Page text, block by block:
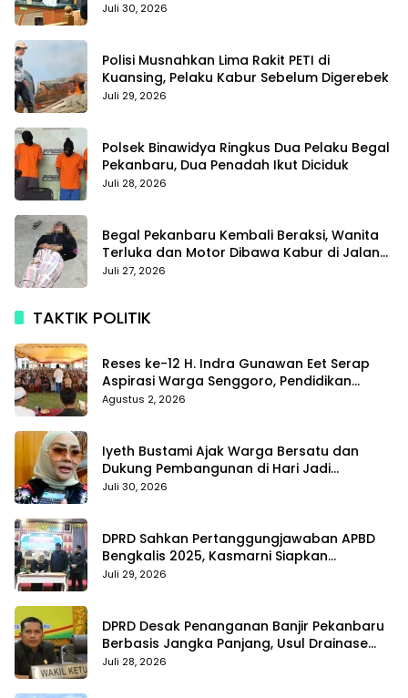
Juli 30, 2026
Polisi Musnahkan Lima Rakit PETI di
Kuansing, Pelaku Kabur Sebelum Digerebek
Juli 29, 2026
Polsek Binawidya Ringkus Dua Pelaku Begal
Pekanbaru, Dua Penadah Ikut Diciduk
Juli 28, 2026
Begal Pekanbaru Kembali Beraksi, Wanita
Terluka dan Motor Dibawa Kabur di Jalan
Teropong
Juli 27, 2026
TAKTIK POLITIK
Reses ke-12 H. Indra Gunawan Eet Serap
Aspirasi Warga Senggoro, Pendidikan
hingga BPJS Jadi Sorotan
Agustus 2, 2026
Iyeth Bustami Ajak Warga Bersatu dan
Dukung Pembangunan di Hari Jadi
Bengkalis ke-514
Juli 30, 2026
DPRD Sahkan Pertanggungjawaban APBD
Bengkalis 2025, Kasmarni Siapkan
Pemanfaatan SiLPA
Juli 29, 2026
DPRD Desak Penanganan Banjir Pekanbaru
Berbasis Jangka Panjang, Usul Drainase
Raksasa dan Kolam Retensi
Juli 28, 2026